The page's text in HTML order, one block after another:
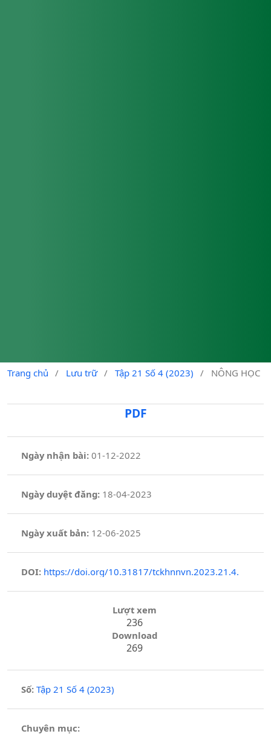
Trang chủ / Lưu trữ / Tập 21 Số 4 (2023) / NÔNG HỌC
PDF
Ngày nhận bài: 01-12-2022
Ngày duyệt đăng:18-04-2023
Ngày xuất bản: 12-06-2025
DOI: https://doi.org/10.31817/tckhnnvn.2023.21.4.
Lượt xem
236
Download
269
Số: Tập 21 Số 4 (2023)
Chuyên mục: